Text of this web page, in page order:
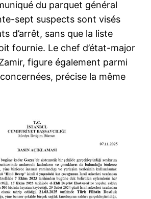
du parquet général
sept suspects sont visés
d’arrêt, sans que la liste
fournie. Le chef d’état-major
figure également parmi
précise la même